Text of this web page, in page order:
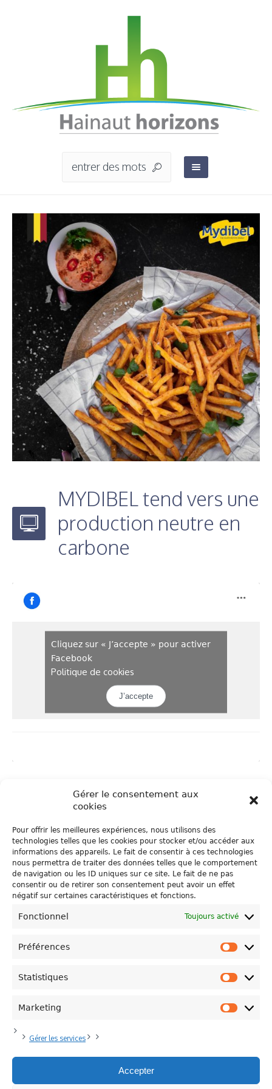
Gérer le consentement aux
cookies
Pour offrir les meilleures expériences, nous utilisons des
technologies telles que les cookies pour stocker et/ou accéder aux
informations des appareils. Le fait de consentir à ces technologies
nous permettra de traiter des données telles que le comportement
de navigation ou les ID uniques sur ce site. Le fait de ne pas
consentir ou de retirer son consentement peut avoir un effet
négatif sur certaines caractéristiques et fonctions.
Fonctionnel Toujours activé
Préférences
Statistiques
Marketing
Gérer les services
Accepter
MYDIBEL tend vers une
production neutre en
carbone
Cliquez sur « J’accepte » pour activer
Facebook
Politique de cookies
J’accepte
HOLY-WOOD MEUBLE LA CAFÉTÉRIA DE MATERIA NOVA
AVEC BRIO!
IPALLE NOUS RAPPELLE LES BONS GESTES DE TRI DE
NOS PMC
Politique de Confidentialité Contacts
Province de Hainaut